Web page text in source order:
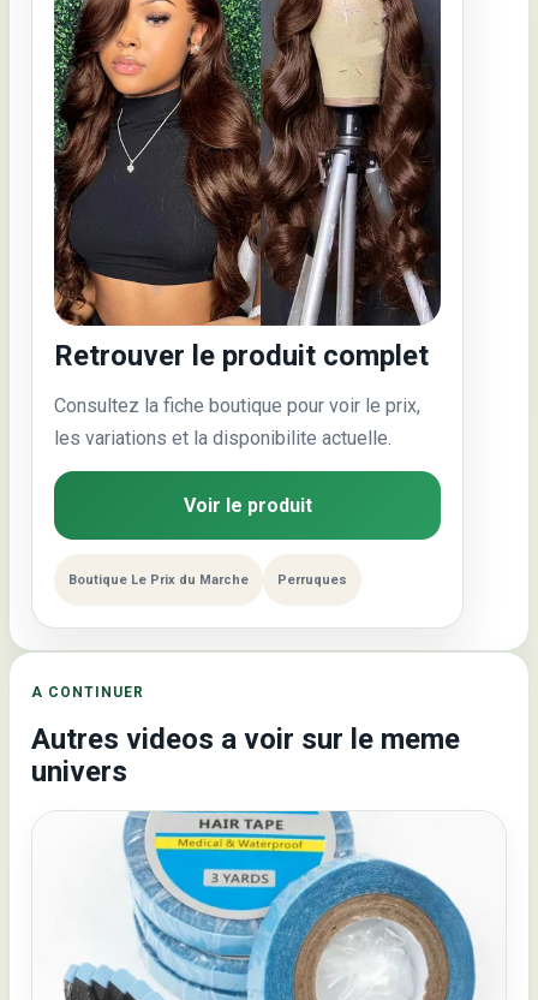
Retrouver le produit complet
Consultez la fiche boutique pour voir le prix,
les variations et la disponibilite actuelle.
Voir le produit
Boutique Le Prix du Marche Perruques
A CONTINUER
Autres videos a voir sur le meme
univers